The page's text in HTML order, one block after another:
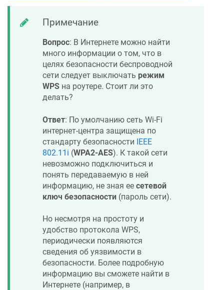
Примечание
Вопрос: В Интернете можно найти
много информации о том, что в
целях безопасности беспроводной
сети следует выключать режим
WPS на роутере. Стоит ли это
делать?
Ответ: По умолчанию сеть Wi-Fi
интернет-центра защищена по
стандарту безопасности IEEE
802.11i (WPA2-AES). К такой сети
невозможно подключиться и
понять передаваемую в ней
информацию, не зная ее сетевой
ключ безопасности (пароль сети).
Но несмотря на простоту и
удобство протокола WPS,
периодически появляются
сведения об уязвимости в
безопасности. Более подробную
информацию вы сможете найти в
Интернете (например, в